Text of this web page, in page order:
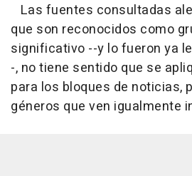
Las fuentes consultadas
que son reconocidos como
significativo --y lo fueron ya
-, no tiene sentido que se
para los bloques de noticias,
géneros que ven igualmente